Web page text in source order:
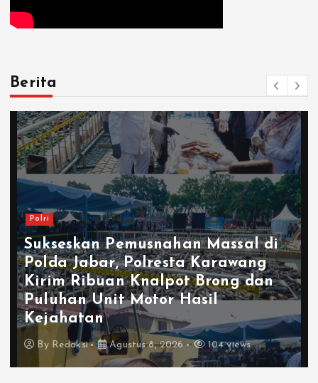
Berita
Polri
Sukseskan Pemusnahan Massal di
Polda Jabar, Polresta Karawang
Kirim Ribuan Knalpot Brong dan
Puluhan Unit Motor Hasil
Kejahatan
By Redaksi Agustus 8, 2026 104 views